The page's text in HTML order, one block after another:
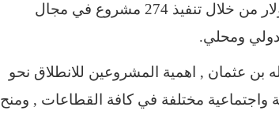
الاغاثية والانسانية في اليمن بقيمة مليار و 643 الف دولار من خلال تنفيذ 274 مشروع في مجال
بن عثمان , اهمية المشروعين للانطلاق نحو
واجتماعية مختلفة في كافة القطاعات , ومنح